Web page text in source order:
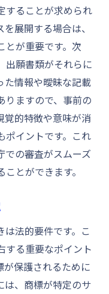
することが求められ
展開する場合は、
とが重要です。次
出願書類がそれらに
た情報や曖昧な記載
りますので、事前の
覚的特徴や意味が消
ポイントです。これ
での審査がスムーズ
とができます。
法的要件です。こ
する重要なポイント
が保護されるために
は、商標が特定のサ